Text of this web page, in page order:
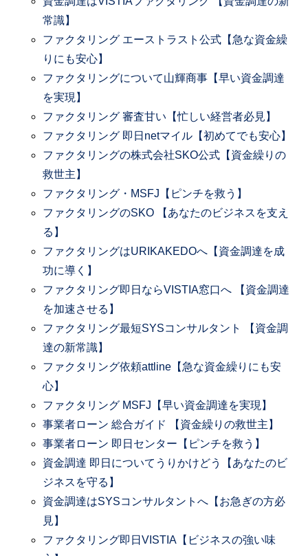
常識】
ファクタリング エーストラスト公式【急な資金繰
りにも安心】
ファクタリングについて山輝商事【早い資金調達
を実現】
ファクタリング 審査甘い【忙しい経営者必見】
ファクタリング 即日netマイル【初めてでも安心】
ファクタリングの株式会社SKO公式【資金繰りの
救世主】
ファクタリング・MSFJ【ピンチを救う】
ファクタリングのSKO 【あなたのビジネスを支え
る】
ファクタリングはURIKAKEDOへ【資金調達を成
功に導く】
ファクタリング即日ならVISTIA窓口へ 【資金調達
を加速させる】
ファクタリング最短SYSコンサルタント 【資金調
達の新常識】
ファクタリング依頼attline【急な資金繰りにも安
心】
ファクタリング MSFJ【早い資金調達を実現】
事業者ローン 総合ガイド 【資金繰りの救世主】
事業者ローン 即日センター【ピンチを救う】
資金調達 即日についてうりかけどう【あなたのビ
ジネスを守る】
資金調達はSYSコンサルタントへ【お急ぎの方必
見】
ファクタリング即日VISTIA【ビジネスの強い味